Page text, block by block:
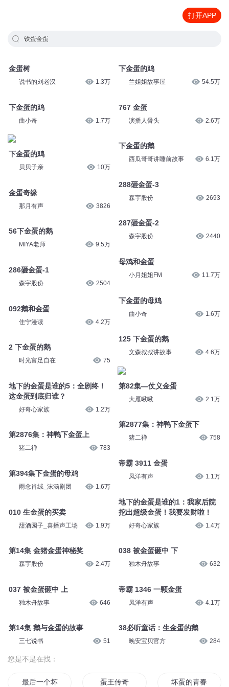
打开APP
铁蛋金蛋
金蛋树
说书的刘老汉 1.3万
下金蛋的鸡
曲小奇 1.7万
下金蛋的鸡
贝贝子亲 10万
金蛋奇缘
那月有声 3826
56下金蛋的鹅
MIYA老师 9.5万
286砸金蛋-1
森宇股份 2504
092鹅和金蛋
佳宁漫读 4.2万
2 下金蛋的鹅
时光富足自在 75
地下的金蛋是谁的5：全剧终！
这金蛋到底归谁？
好奇心家族 1.2万
第2876集：神鸭下金蛋上
猪二禅 783
第394集下金蛋的母鸡
雨念肖绒_沫涵剧团 1.6万
010 生金蛋的买卖
甜酒园子_喜播声工场 1.9万
第14集 金猪金蛋神秘奖
森宇股份 2.4万
037 被金蛋砸中 上
独木舟故事 646
第14集 鹅与金蛋的故事
三七说书 51
下金蛋的鸡
兰姐姐故事屋 54.5万
767 金蛋
演播人骨头 2.6万
下金蛋的鹅
西瓜哥哥讲睡前故事 6.1万
288砸金蛋-3
森宇股份 2693
287砸金蛋-2
森宇股份 2440
母鸡和金蛋
小月姐姐FM 11.7万
下金蛋的母鸡
曲小奇 1.6万
125 下金蛋的鹅
文森叔叔讲故事 4.6万
第82集—仗义金蛋
大雁啾啾 2.1万
第2877集：神鸭下金蛋下
猪二禅 758
帝霸 3911 金蛋
凤洋有声 1.1万
地下的金蛋是谁的1：我家后院
挖出超级金蛋！我要发财啦！
好奇心家族 1.4万
038 被金蛋砸中 下
独木舟故事 632
帝霸 1346 一颗金蛋
凤洋有声 4.1万
38必听童话：生金蛋的鹅
晚安宝贝官方 284
您是不是在找：
最后一个坏蛋 蛋王传奇 坏蛋的青春